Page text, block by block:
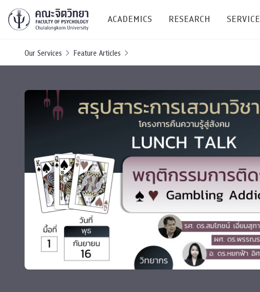
ACADEMICS
Undergraduate
Bachelor of Science
(B.Sc.)
Current Students
RESEARCH
Resources &
Research
Conference
International
TICP 2023
SSBW Activities
Grants and Awards
Life
CU
Our Services Feature Articles